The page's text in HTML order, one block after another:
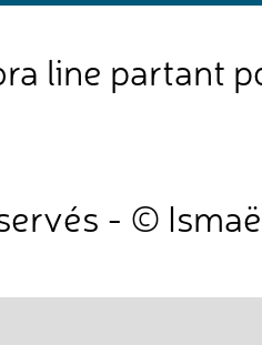
line partant
- ©